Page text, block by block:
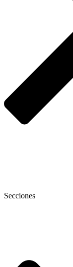
Secciones